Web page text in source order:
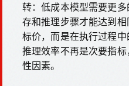
转：低成本模型需要更
存和推理步骤才能达到
标价，而是在执行过程中
推理效率不再是次要指
性因素。